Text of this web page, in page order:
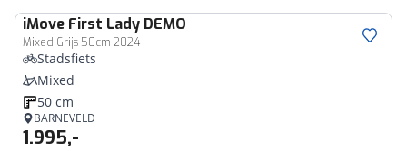
iMove First Lady DEMO
Mixed Grijs 50cm 2024
Stadsfiets
Mixed
50 cm
BARNEVELD
1.995,-